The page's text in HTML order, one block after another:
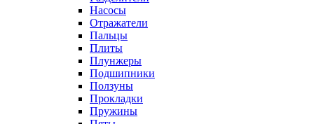
Насосы
Отражатели
Пальцы
Плиты
Плунжеры
Подшипники
Ползуны
Прокладки
Пружины